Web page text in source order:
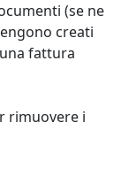
(se ne
creati
fattura
rimuovere i